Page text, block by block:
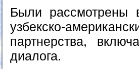
Были рассмотрены
узбекско-
партнерства,
диалога.